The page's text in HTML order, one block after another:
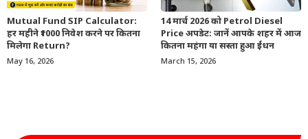
Mutual Fund SIP Calculator:
हर महीने ₹1000 निवेश करने पर कितना
मिलेगा Return?
May 16, 2026
14 मार्च 2026 को Petrol Diesel
Price अपडेट: जानें आपके शहर में आज
कितना महंगा या सस्ता हुआ ईंधन
March 15, 2026